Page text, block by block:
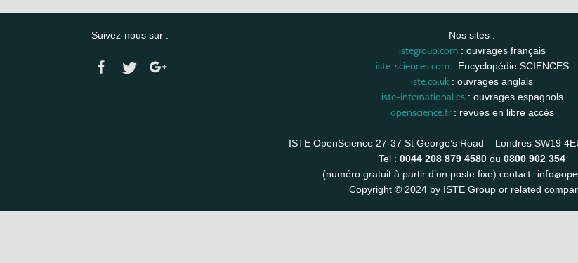
Suivez-nous sur : Nos sites :
istegroup.com: ouvrages français
iste-sciences.com: Encyclopédie SCIENCES
iste.co.uk : ouvrages anglais
iste-international.es: ouvrages espagnols
openscience.fr: revues en libre accès
ISTE OpenScience 27-37 St George’s Road – Londres SW19
Tel : 0044 208 879 4580 ou 0800 902 354
(numéro gratuit à partir d’un poste fixe) contact :
Copyright © 2024 by ISTE Group or related